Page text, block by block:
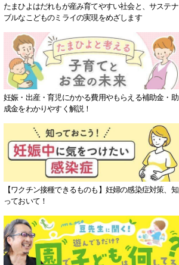
たまひよはだれもが産み育てやすい社会と、サステナ
ブルなこどものミライの実現をめざします
妊娠・出産・育児にかかる費用やもらえる補助金・助
成金をわかりやすく解説！
【ワクチン接種できるものも】妊婦の感染症対策、知
っておいて！